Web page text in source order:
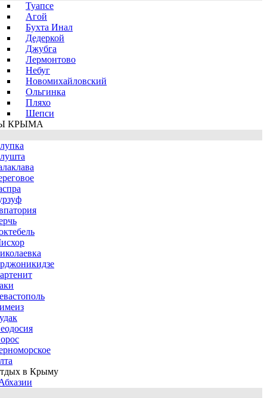
Туапсе
Агой
Бухта Инал
Дедеркой
Джубга
Лермонтово
Небуг
Новомихайловский
Ольгинка
Пляхо
Шепси
КРЫМА
в Крыму